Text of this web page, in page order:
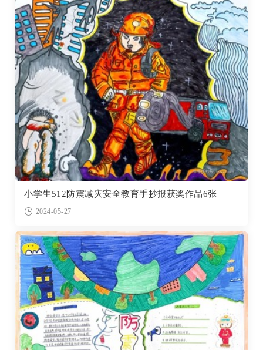
小学生512防震减灾安全教育手抄报获奖作品6张
2024-05-27